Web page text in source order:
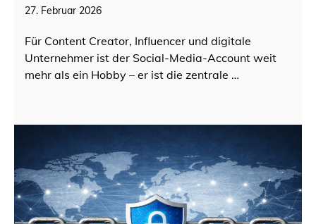
27. Februar 2026
Für Content Creator, Influencer und digitale
Unternehmer ist der Social-Media-Account weit
mehr als ein Hobby – er ist die zentrale …